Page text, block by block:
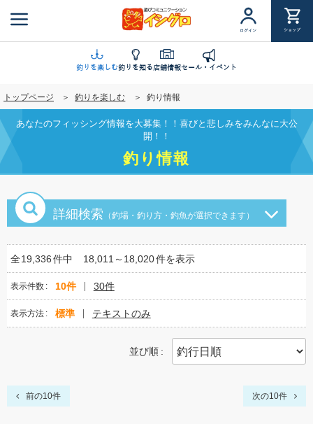
ン
に
移
動
ログイン ショップ
釣りを楽しむ釣りを知る店舗情報セール・イベント
トップページ 釣りを楽しむ 釣り情報
あなたのフィッシング情報を大募集！！喜びと悲しみをみんなに大公
開！！
釣り情報
詳細検索 （釣場・釣り方・釣魚が選択できます）
全19,336件中 18,011～18,020件を表示
表示件数 10件 30件
表示方法 標準 テキストのみ
並び順
前の10件 次の10件